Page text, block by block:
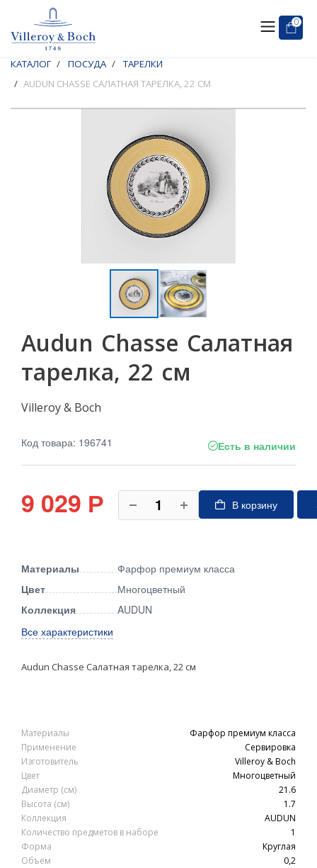
0
КАТАЛОГ ПОСУДА
ТАРЕЛКИ
AUDUN CHASSE САЛАТНАЯ ТАРЕЛКА, 22 СМ
Audun Chasse Салатная
тарелка, 22 см
Villeroy & Boch
Код товара: 196741 Есть в наличии
9 029 Р В корзину
Материалы
Фарфор премиум класса
Цвет
Многоцветный
Коллекция
AUDUN
Все характеристики
Audun Chasse Салатная тарелка, 22 см
Материалы
Фарфор премиум класса
Применение
Сервировка
Изготовитель
Villeroy & Boch
Цвет
Многоцветный
Диаметр (см)
21.6
Высота (см)
1.7
Коллекция
AUDUN
Количество предметов в наборе
1
Форма
Круглая
Объем
0,2